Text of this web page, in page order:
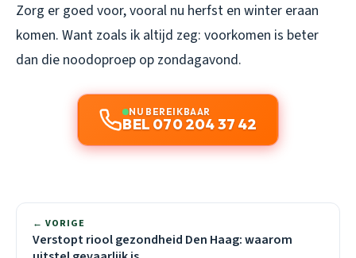
Zorg er goed voor, vooral nu herfst en winter eraan
komen. Want zoals ik altijd zeg: voorkomen is beter
dan die noodoproep op zondagavond.
NU BEREIKBAAR
BEL 070 204 37 42
← VORIGE
Verstopt riool gezondheid Den Haag: waarom